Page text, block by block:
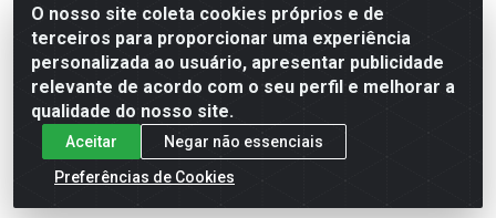
O nosso site coleta cookies próprios e de
terceiros para proporcionar uma experiência
personalizada ao usuário, apresentar publicidade
relevante de acordo com o seu perfil e melhorar a
qualidade do nosso site.
Aceitar
Negar não essenciais
Preferências de Cookies
V. C. Ferragens LTDA - Rua do Matoso, 132 - Praça da
Bandeira, Rio de Janeiro/ RJ - CEP 20.270-135 - CNPJ
12.324.723/0001-25
Todas as regras de promoções, descontos, preços e
prazos de pagamento e entrega expostos aqui são
válidos apenas para compras via internet. Preços e
estoque sujeito a alterações sem aviso prévio.